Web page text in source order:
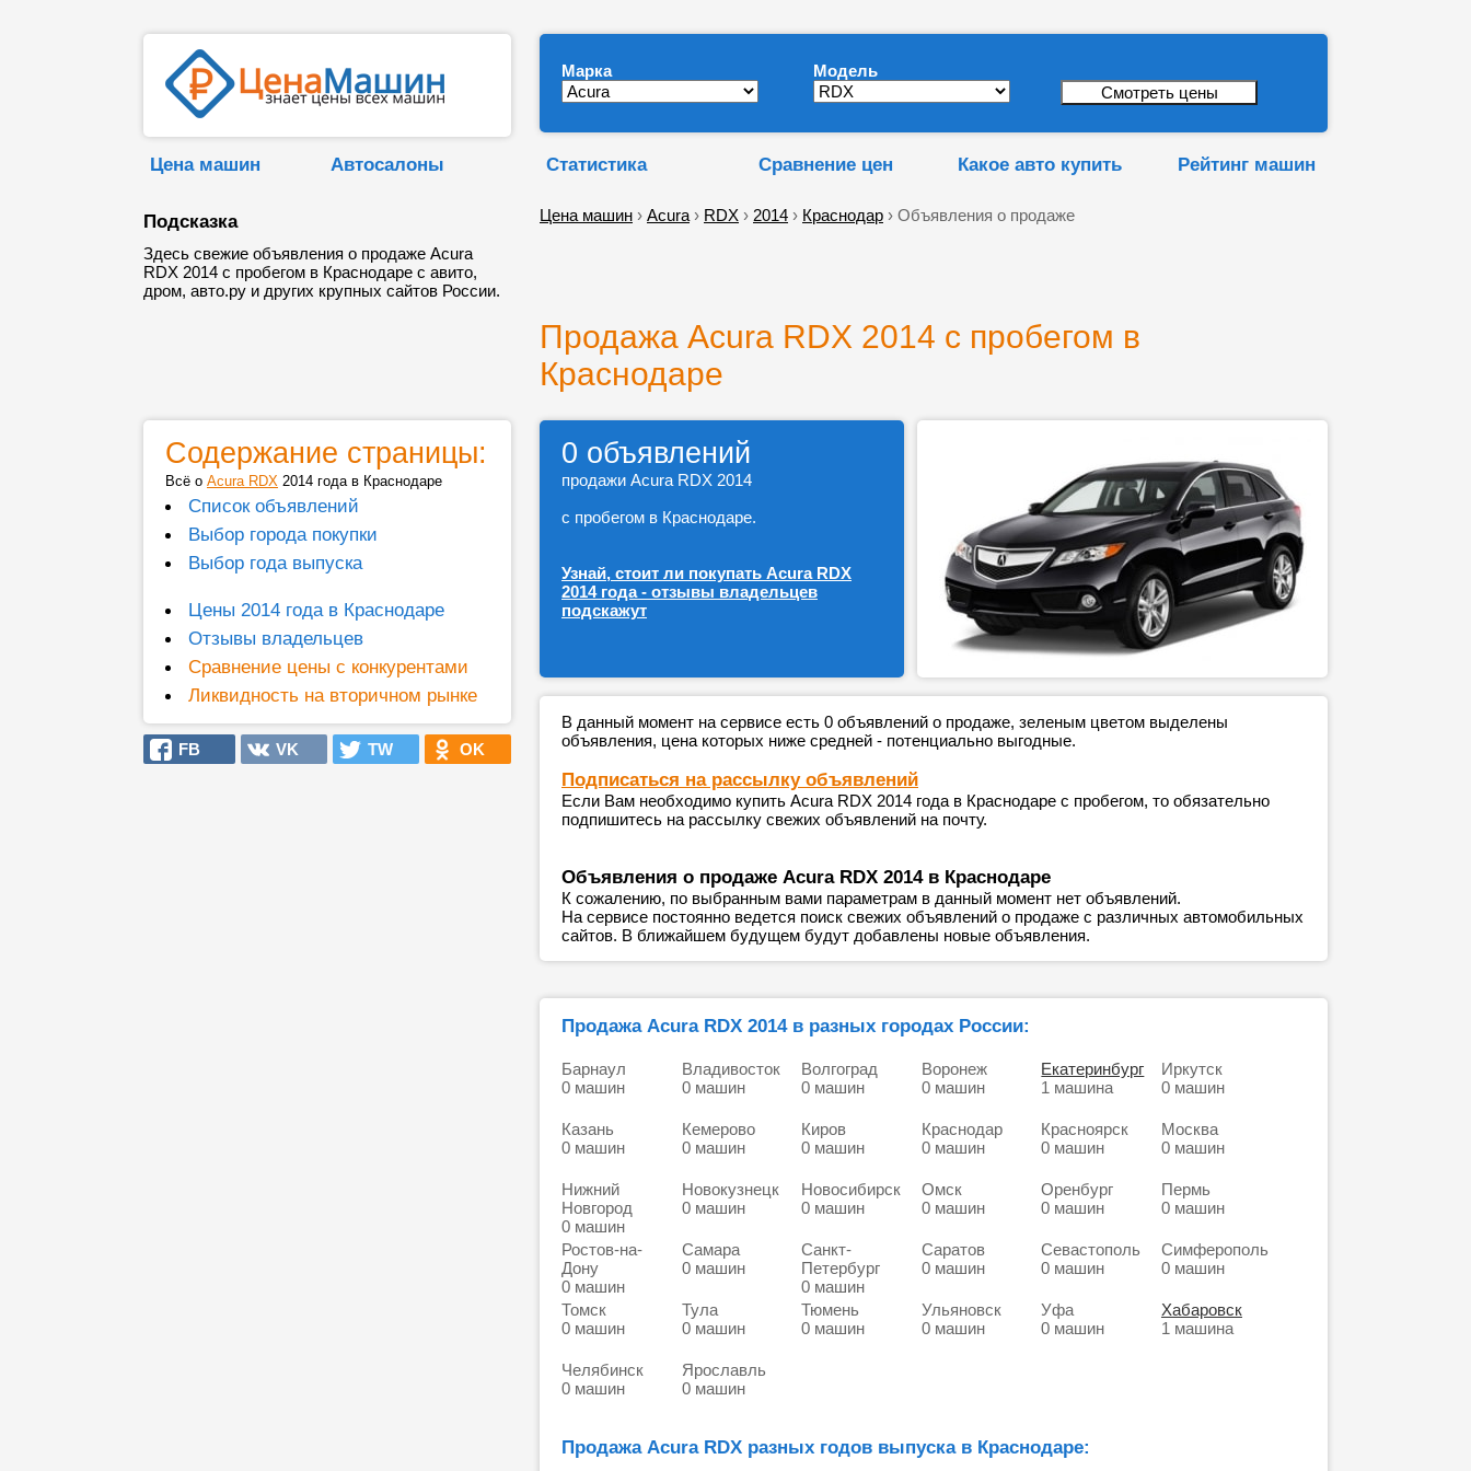
Марка Модель
Цена машин Автосалоны Статистика Сравнение цен Какое авто купить Рейтинг машин
Подсказка
Здесь свежие объявления о продаже Acura
RDX 2014 с пробегом в Краснодаре с авито,
дром, авто.ру и других крупных сайтов России.
Цена машин › Acura › RDX › 2014 › Краснодар › Объявления о продаже
Продажа Acura RDX 2014 с пробегом в
Краснодаре
Содержание страницы:
Всё о Acura RDX 2014 года в Краснодаре
Список объявлений
Выбор города покупки
Выбор года выпуска
Цены 2014 года в Краснодаре
Отзывы владельцев
Сравнение цены с конкурентами
Ликвидность на вторичном рынке
FB VK TW OK
0 объявлений
продажи Acura RDX 2014
с пробегом в Краснодаре.
Узнай, стоит ли покупать Acura RDX
2014 года - отзывы владельцев
подскажут
В данный момент на сервисе есть 0 объявлений о продаже, зеленым цветом выделены
объявления, цена которых ниже средней - потенциально выгодные.
Подписаться на рассылку объявлений
Если Вам необходимо купить Acura RDX 2014 года в Краснодаре с пробегом, то обязательно
подпишитесь на рассылку свежих объявлений на почту.
Объявления о продаже Acura RDX 2014 в Краснодаре
К сожалению, по выбранным вами параметрам в данный момент нет объявлений.
На сервисе постоянно ведется поиск свежих объявлений о продаже с различных автомобильных
сайтов. В ближайшем будущем будут добавлены новые объявления.
Продажа Acura RDX 2014 в разных городах России:
Барнаул
0 машин
Владивосток
0 машин
Волгоград
0 машин
Воронеж
0 машин
Екатеринбург
1 машина
Иркутск
0 машин
Казань
0 машин
Кемерово
0 машин
Киров
0 машин
Краснодар
0 машин
Красноярск
0 машин
Москва
0 машин
Нижний
Новгород
0 машин
Новокузнецк
0 машин
Новосибирск
0 машин
Омск
0 машин
Оренбург
0 машин
Пермь
0 машин
Ростов-на-
Дону
0 машин
Самара
0 машин
Санкт-
Петербург
0 машин
Саратов
0 машин
Севастополь
0 машин
Симферополь
0 машин
Томск
0 машин
Тула
0 машин
Тюмень
0 машин
Ульяновск
0 машин
Уфа
0 машин
Хабаровск
1 машина
Челябинск
0 машин
Ярославль
0 машин
Продажа Acura RDX разных годов выпуска в Краснодаре: